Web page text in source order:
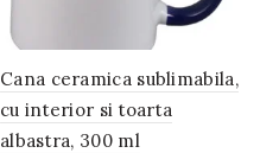
Cana ceramica sublimabila,
cu interior si toarta
albastra, 300 ml